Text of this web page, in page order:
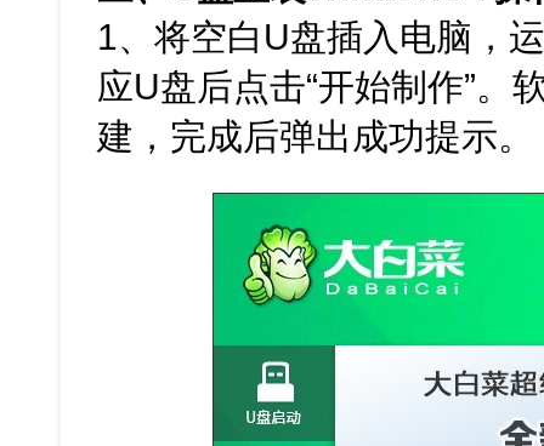
1、将空白U盘插入电脑，
应U盘后点击“开始制作”。
建，完成后弹出成功提示。